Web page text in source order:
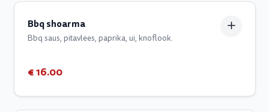
Bbq shoarma
Bbq saus, pitavlees, paprika, ui, knoflook.
€ 16.00